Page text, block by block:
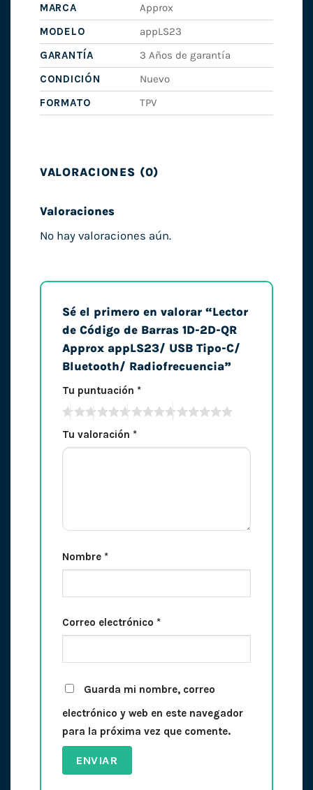
MARCA
Approx
MODELO
appLS23
GARANTÍA
3 Años de garantía
CONDICIÓN
Nuevo
FORMATO
TPV
VALORACIONES (0)
Valoraciones
No hay valoraciones aún.
Sé el primero en valorar “Lector
de Código de Barras 1D-2D-QR
Approx appLS23/ USB Tipo-C/
Bluetooth/ Radiofrecuencia”
Tu puntuación *
Tu valoración *
Nombre *
Correo electrónico *
Guarda mi nombre, correo
electrónico y web en este navegador
para la próxima vez que comente.